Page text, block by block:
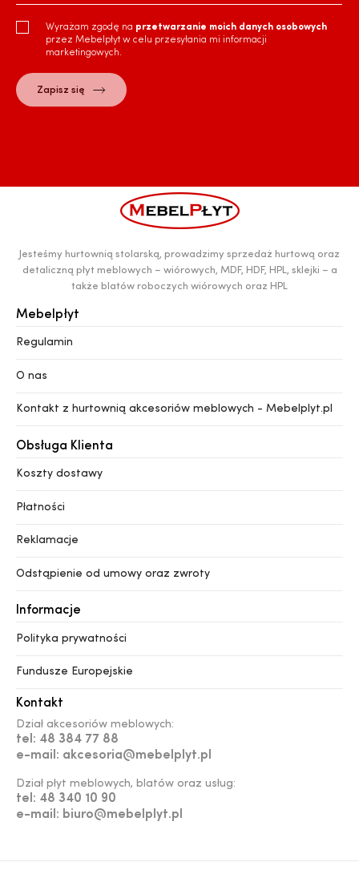
Wyrażam zgodę na przetwarzanie moich danych osobowych
przez Mebelpłyt w celu przesyłania mi informacji
marketingowych.
Jesteśmy hurtownią stolarską, prowadzimy sprzedaż hurtową oraz
detaliczną płyt meblowych – wiórowych, MDF, HDF, HPL, sklejki – a
także blatów roboczych wiórowych oraz HPL
Mebelpłyt
Regulamin
O nas
Kontakt z hurtownią akcesoriów meblowych - Mebelplyt.pl
Obsługa Klienta
Koszty dostawy
Płatności
Reklamacje
Odstąpienie od umowy oraz zwroty
Informacje
Polityka prywatności
Fundusze Europejskie
Kontakt
Dział akcesoriów meblowych:
tel: 48 384 77 88
e-mail: akcesoria@mebelplyt.pl
Dział płyt meblowych, blatów oraz usług:
tel: 48 340 10 90
e-mail: biuro@mebelplyt.pl